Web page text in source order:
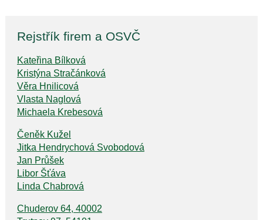
Rejstřík firem a OSVČ
Kateřina Bílková
Kristýna Stračánková
Věra Hnilicová
Vlasta Naglová
Michaela Krebesová
Čeněk Kužel
Jitka Hendrychová Svobodová
Jan Průšek
Libor Šťáva
Linda Chabrová
Chuderov 64, 40002